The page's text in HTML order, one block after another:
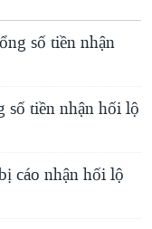
số tiền nhận
số tiền nhận hối lộ
cáo nhận hối lộ